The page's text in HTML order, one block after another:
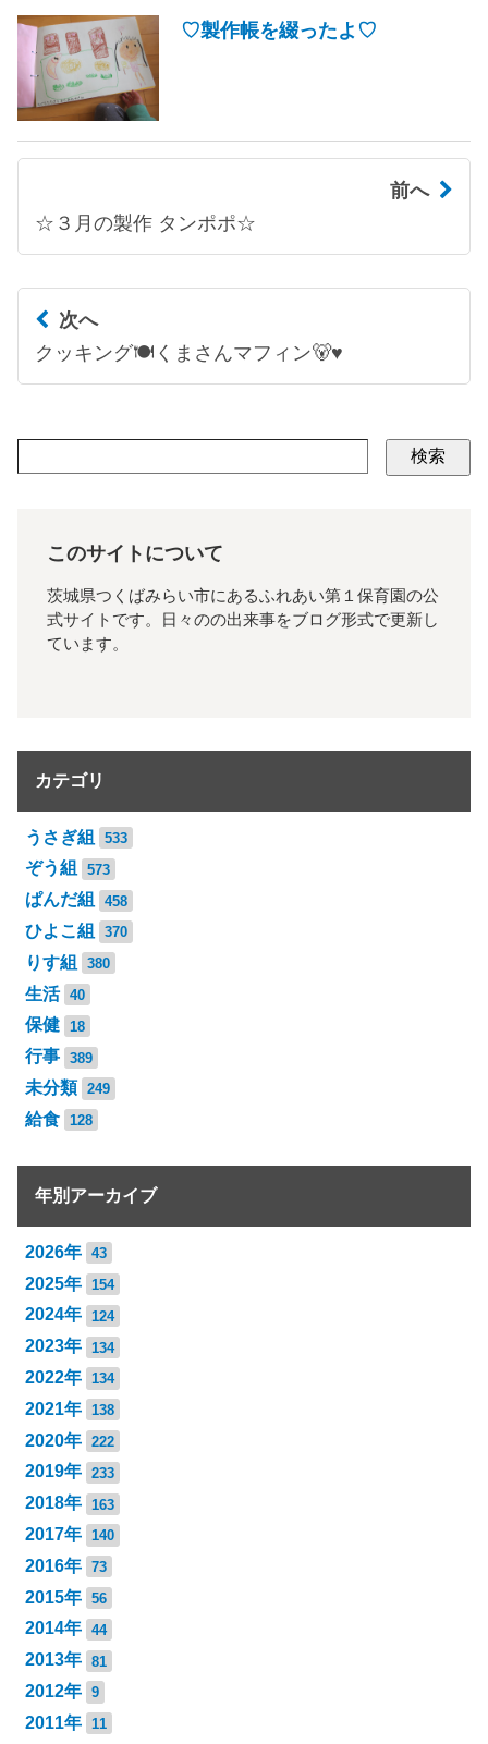
♡製作帳を綴ったよ♡
前へ
☆３月の製作 タンポポ☆
次へ
クッキング🍽くまさんマフィン🐻♥
検索
このサイトについて
茨城県つくばみらい市にあるふれあい第１保育園の公
式サイトです。日々のの出来事をブログ形式で更新し
ています。
カテゴリ
うさぎ組 533
ぞう組 573
ぱんだ組 458
ひよこ組 370
りす組 380
生活 40
保健 18
行事 389
未分類 249
給食 128
年別アーカイブ
2026年 43
2025年 154
2024年 124
2023年 134
2022年 134
2021年 138
2020年 222
2019年 233
2018年 163
2017年 140
2016年 73
2015年 56
2014年 44
2013年 81
2012年 9
2011年 11